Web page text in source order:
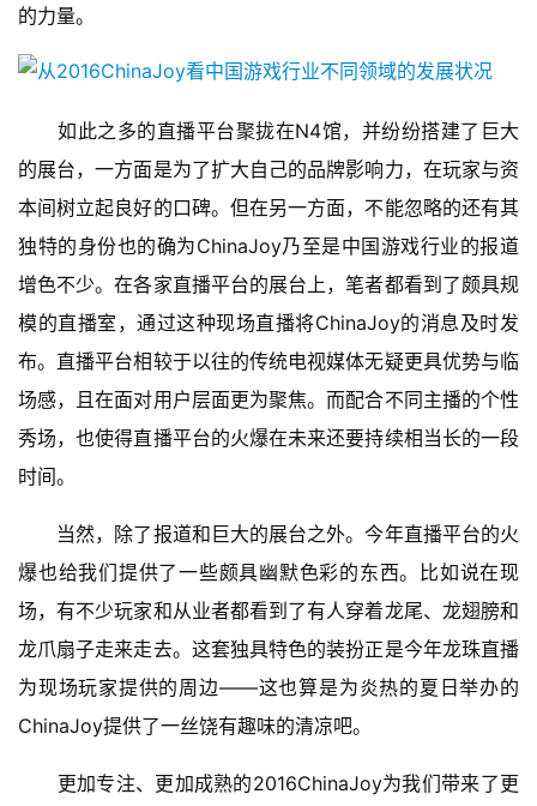
第
三
奖
7
月
3
日
茶
接
会
上
的力量。
如此之多的直播平台聚拢在N4馆，并纷纷搭建了巨大
的展台，一方面是为了扩大自己的品牌影响力，在玩家与资
本间树立起良好的口碑。但在另一方面，不能忽略的还有其
独特的身份也的确为ChinaJoy乃至是中国游戏行业的报道
增色不少。在各家直播平台的展台上，笔者都看到了颇具规
模的直播室，通过这种现场直播将ChinaJoy的消息及时发
布。直播平台相较于以往的传统电视媒体无疑更具优势与临
场感，且在面对用户层面更为聚焦。而配合不同主播的个性
秀场，也使得直播平台的火爆在未来还要持续相当长的一段
时间。
当然，除了报道和巨大的展台之外。今年直播平台的火
爆也给我们提供了一些颇具幽默色彩的东西。比如说在现
场，有不少玩家和从业者都看到了有人穿着龙尾、龙翅膀和
龙爪扇子走来走去。这套独具特色的装扮正是今年龙珠直播
为现场玩家提供的周边——这也算是为炎热的夏日举办的
ChinaJoy提供了一丝饶有趣味的清凉吧。
更加专注、更加成熟的2016ChinaJoy为我们带来了更